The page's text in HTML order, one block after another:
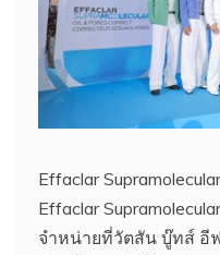
Effaclar
Effaclar
จำหน่ายที่วัตสัน บู๊ทส์ อี